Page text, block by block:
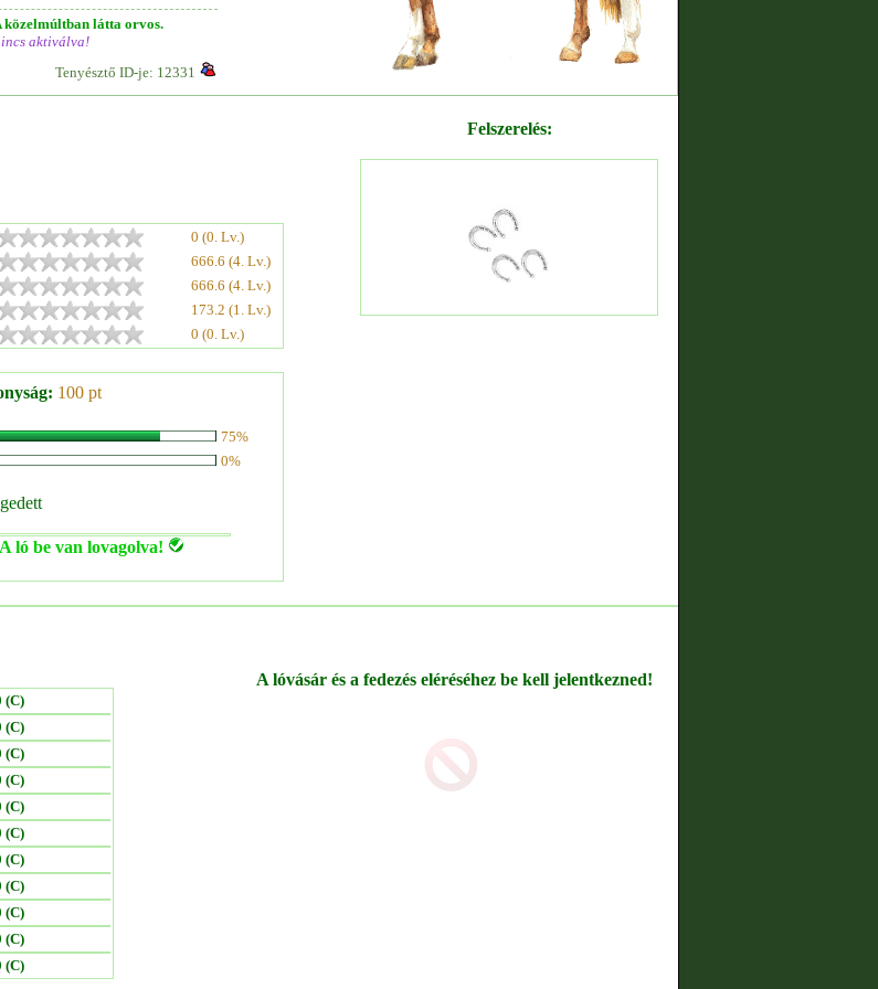
közelmúltban látta orvos.
aktiválva!
Tenyésztő ID-je: 12331
0 (0. Lv.)
666.6 (4. Lv.)
666.6 (4. Lv.)
173.2 (1. Lv.)
0 (0. Lv.)
100 pt
75%
0%
A ló be van lovagolva!
Felszerelés:
(C)
(C)
(C)
(C)
(C)
(C)
(C)
(C)
(C)
(C)
(C)
A lóvásár és a fedezés eléréséhez be kell jelentkezned!